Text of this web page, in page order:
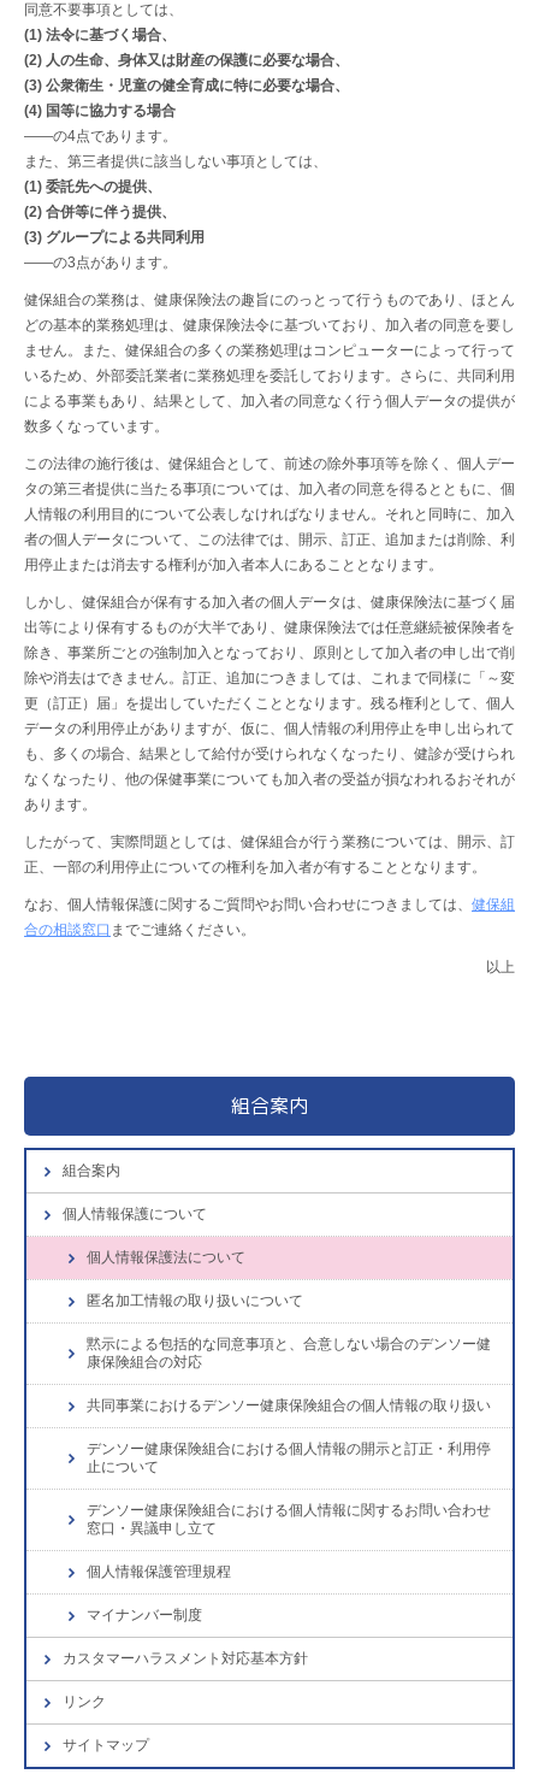
同意不要事項としては、
(1) 法令に基づく場合、
(2) 人の生命、身体又は財産の保護に必要な場合、
(3) 公衆衛生・児童の健全育成に特に必要な場合、
(4) 国等に協力する場合
――の4点であります。
また、第三者提供に該当しない事項としては、
(1) 委託先への提供、
(2) 合併等に伴う提供、
(3) グループによる共同利用
――の3点があります。
健保組合の業務は、健康保険法の趣旨にのっとって行うものであり、ほとん
どの基本的業務処理は、健康保険法令に基づいており、加入者の同意を要し
ません。また、健保組合の多くの業務処理はコンピューターによって行って
いるため、外部委託業者に業務処理を委託しております。さらに、共同利用
による事業もあり、結果として、加入者の同意なく行う個人データの提供が
数多くなっています。
この法律の施行後は、健保組合として、前述の除外事項等を除く、個人デー
タの第三者提供に当たる事項については、加入者の同意を得るとともに、個
人情報の利用目的について公表しなければなりません。それと同時に、加入
者の個人データについて、この法律では、開示、訂正、追加または削除、利
用停止または消去する権利が加入者本人にあることとなります。
しかし、健保組合が保有する加入者の個人データは、健康保険法に基づく届
出等により保有するものが大半であり、健康保険法では任意継続被保険者を
除き、事業所ごとの強制加入となっており、原則として加入者の申し出で削
除や消去はできません。訂正、追加につきましては、これまで同様に「～変
更（訂正）届」を提出していただくこととなります。残る権利として、個人
データの利用停止がありますが、仮に、個人情報の利用停止を申し出られて
も、多くの場合、結果として給付が受けられなくなったり、健診が受けられ
なくなったり、他の保健事業についても加入者の受益が損なわれるおそれが
あります。
したがって、実際問題としては、健保組合が行う業務については、開示、訂
正、一部の利用停止についての権利を加入者が有することとなります。
なお、個人情報保護に関するご質問やお問い合わせにつきましては、 健保組
合の相談窓口 までご連絡ください。
以上
組合案内
組合案内
個人情報保護について
個人情報保護法について
匿名加工情報の取り扱いについて
黙示による包括的な同意事項と、合意しない場合のデンソー健
康保険組合の対応
共同事業におけるデンソー健康保険組合の個人情報の取り扱い
デンソー健康保険組合における個人情報の開示と訂正・利用停
止について
デンソー健康保険組合における個人情報に関するお問い合わせ
窓口・異議申し立て
個人情報保護管理規程
マイナンバー制度
カスタマーハラスメント対応基本方針
リンク
サイトマップ